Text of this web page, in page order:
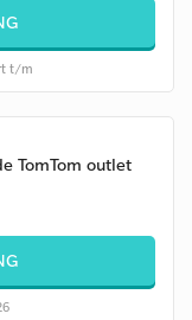
t/m
TomTom outlet